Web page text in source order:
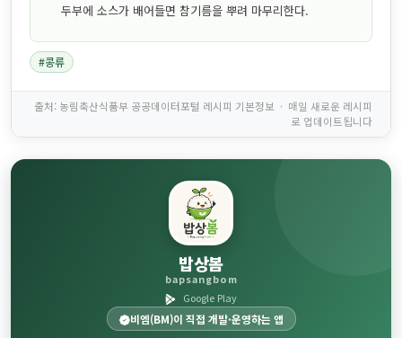
두부에 소스가 배어들면 참기름을 뿌려 마무리한다.
#콩류
출처: 농림축산식품부 공공데이터포털 레시피 기본정보 · 매일 새로운 레시피
로 업데이트됩니다
밥상봄
bapsangbom
Google Play
비엠(BM)이 직접 개발·운영하는 앱